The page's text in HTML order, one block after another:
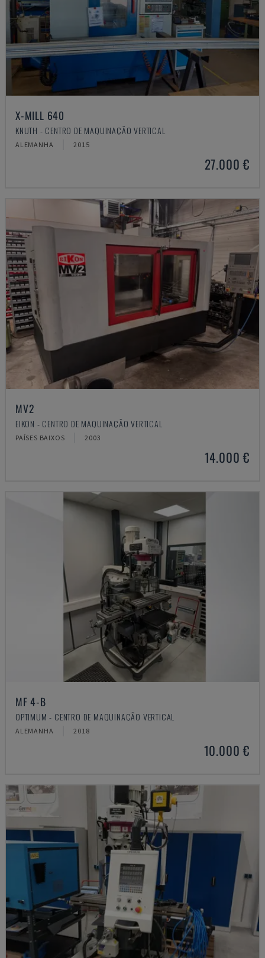
X-MILL 640
KNUTH - CENTRO DE MAQUINAÇÃO VERTICAL
ALEMANHA 2015
27.000 €
MV2
EIKON - CENTRO DE MAQUINAÇÃO VERTICAL
PAÍSES BAIXOS 2003
14.000 €
MF 4-B
OPTIMUM - CENTRO DE MAQUINAÇÃO VERTICAL
ALEMANHA 2018
10.000 €